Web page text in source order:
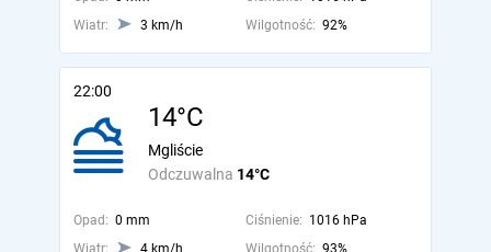
Wiatr:
3 km/h Wilgotność: 92%
22:00
14°C
Odczuwalna 14°C
Mgliście
Opad: 0 mm Ciśnienie: 1016 hPa
Wiatr:
4 km/h Wilgotność: 93%